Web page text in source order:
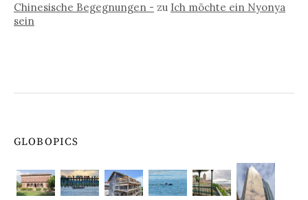
Chinesische Begegnungen - zu Ich möchte ein Nyonya
sein
GLOBOPICS